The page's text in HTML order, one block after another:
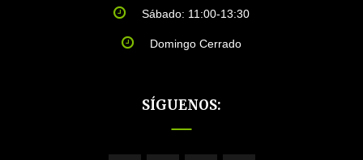
Sábado: 11:00-13:30
Domingo Cerrado
SÍGUENOS: